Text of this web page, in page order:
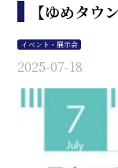
【ゆめタウ
イベント・展示会
2025-07-18